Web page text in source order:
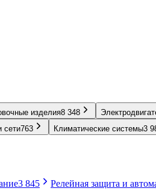
изделия8 348
сети763 Климатические системы3
3 845
Релейная защита и